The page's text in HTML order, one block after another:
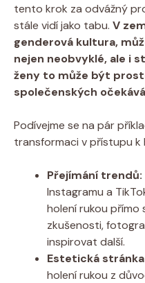
tento krok za odvážný
stále vidí jako tabu. V
genderová kultura,
nejen neobvyklé, ale i
ženy to může být
společenských
Podívejme se na pár
transformaci v přístupu k
Přejímání trendů:
Instagramu a
holení rukou přímo
zkušenosti,
inspirovat další.
Estetická
holení rukou z